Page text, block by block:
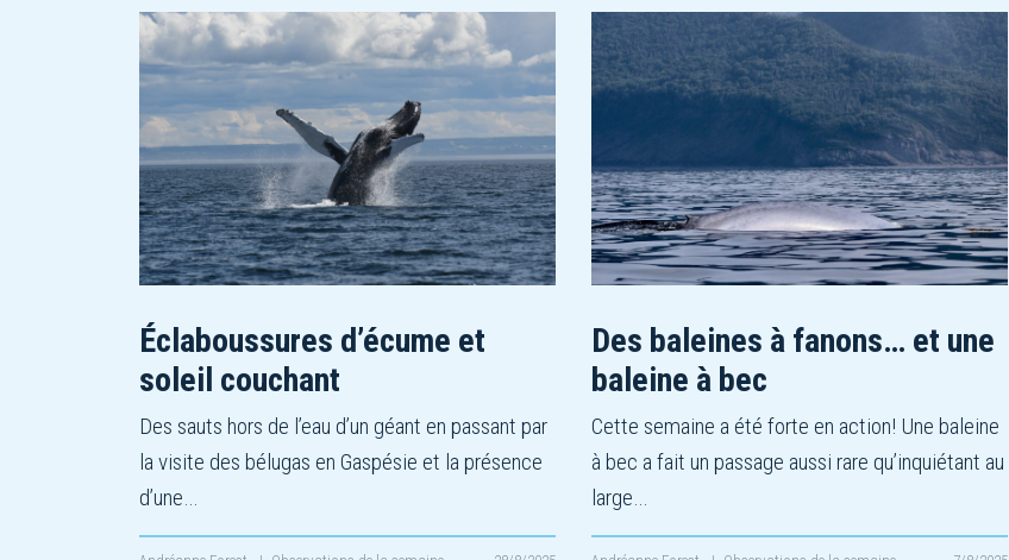
Éclaboussures d’écume et
soleil couchant
Des sauts hors de l’eau d’un géant en passant par
la visite des bélugas en Gaspésie et la présence
d’une…
Des baleines à fanons… et une
baleine à bec
Cette semaine a été forte en action! Une baleine
à bec a fait un passage aussi rare qu’inquiétant au
large…